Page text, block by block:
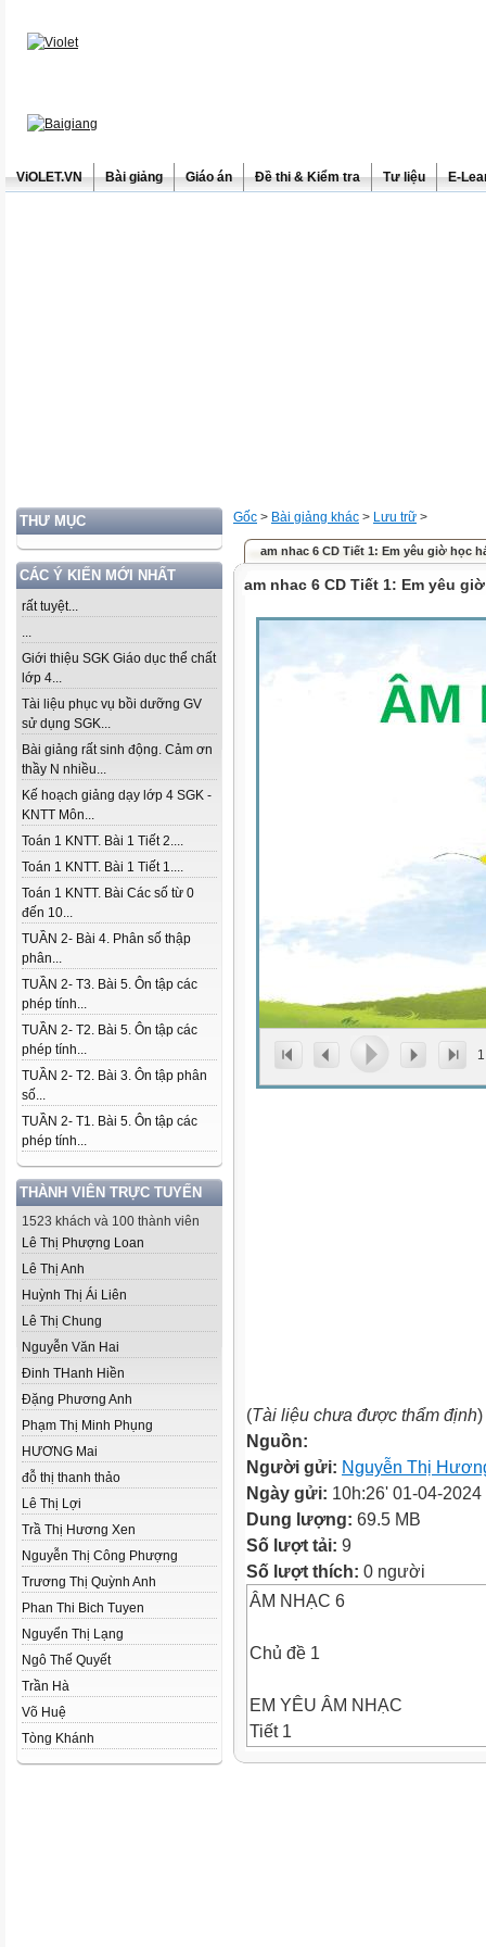
ViOLET.VN Bài giảng Giáo án Đề thi & Kiểm tra Tư liệu E-
THƯ MỤC
CÁC Ý KIẾN MỚI NHẤT
rất tuyệt...
...
Giới thiệu SGK Giáo dục thể chất
lớp 4...
Tài liệu phục vụ bồi dưỡng GV
sử dụng SGK...
Bài giảng rất sinh động. Cảm ơn
thầy N nhiều...
Kế hoạch giảng dạy lớp 4 SGK -
KNTT Môn...
Toán 1 KNTT. Bài 1 Tiết 2....
Toán 1 KNTT. Bài 1 Tiết 1....
Toán 1 KNTT. Bài Các số từ 0
đến 10...
TUẦN 2- Bài 4. Phân số thập
phân...
TUẦN 2- T3. Bài 5. Ôn tập các
phép tính...
TUẦN 2- T2. Bài 5. Ôn tập các
phép tính...
TUẦN 2- T2. Bài 3. Ôn tập phân
số...
TUẦN 2- T1. Bài 5. Ôn tập các
phép tính...
THÀNH VIÊN TRỰC TUYẾN
1523 khách và 100 thành viên
Lê Thị Phượng Loan
Lê Thị Anh
Huỳnh Thị Ái Liên
Lê Thị Chung
Nguyễn Văn Hai
Đinh THanh Hiền
Đặng Phương Anh
Phạm Thị Minh Phụng
HƯƠNG Mai
đỗ thị thanh thảo
Lê Thị Lợi
Trầ Thị Hương Xen
Nguyễn Thị Công Phượng
Trương Thị Quỳnh Anh
Phan Thi Bich Tuyen
Nguyển Thị Lạng
Ngô Thế Quyết
Trần Hà
Võ Huệ
Tòng Khánh
Gốc > Bài giảng khác > Lưu trữ >
am nhac 6 CD Tiết 1: Em yêu giờ học
am nhac 6 CD Tiết 1: Em yêu
1
(Tài liệu chưa được thẩm định)
Nguồn:
Người gửi: Nguyễn Thị
Ngày gửi: 10h:26' 01-04-2024
Dung lượng: 69.5 MB
Số lượt tải: 9
Số lượt thích: 0 người
ÂM NHẠC 6
Chủ đề 1
EM YÊU ÂM NHẠC
Tiết 1